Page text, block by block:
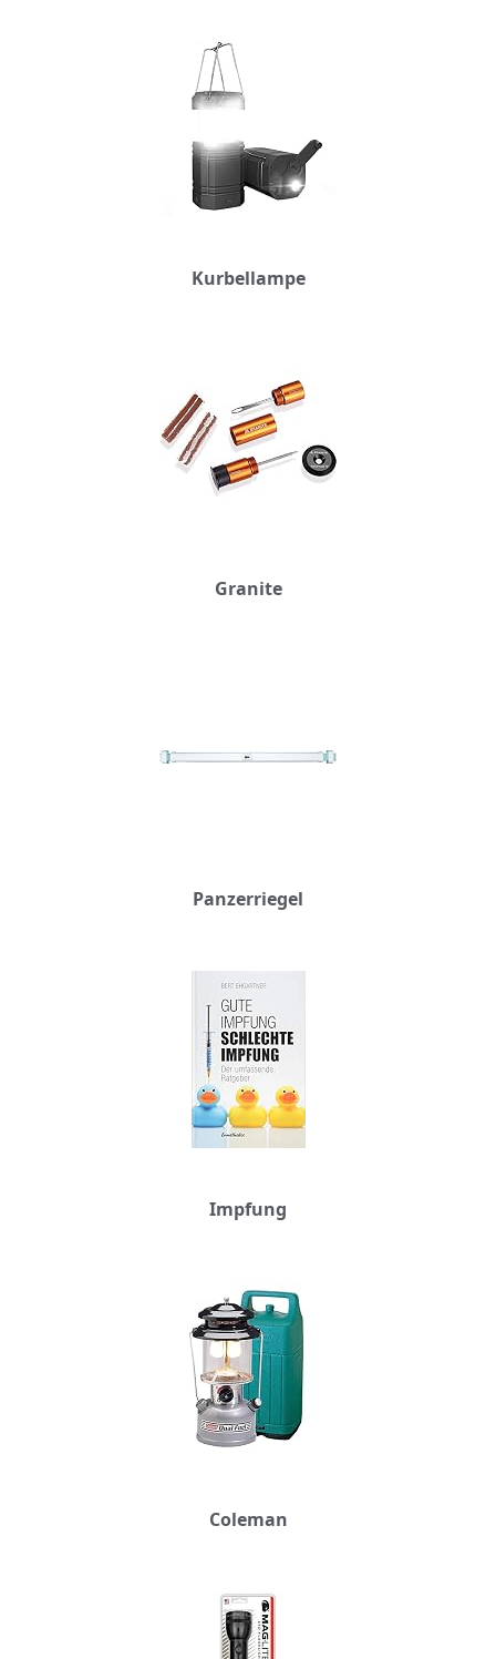
Kurbellampe
Granite
Panzerriegel
Impfung
Coleman